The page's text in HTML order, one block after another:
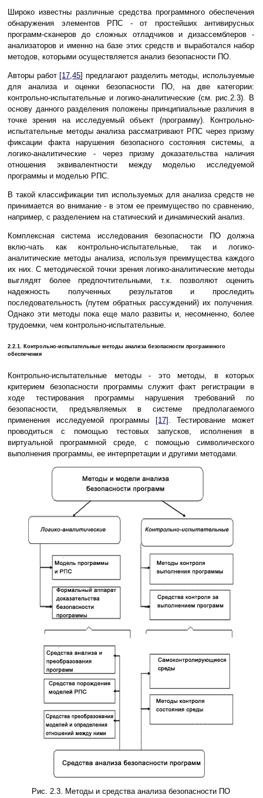
Широко известны различные средства программного обеспечения
обнаружения элементов РПС - от простейших антивирусных
программ-сканеров до сложных отладчиков и дизассемблеров -
анализаторов и именно на базе этих средств и выработался набор
методов, которыми осуществляется анализ безопасности ПО.
Авторы работ [17,45] предлагают разделить методы, используемые
для анализа и оценки безопасности ПО, на две категории:
контрольно-испытательные и логико-аналитические (см. рис.2.3). В
основу данного разделения положены принципиальные различия в
точке зрения на исследуемый объект (программу). Контрольно-
испытательные методы анализа рассматривают РПС через призму
фиксации факта нарушения безопасного состояния системы, а
логико-аналитические - через призму доказательства наличия
отношения эквивалентности между моделью исследуемой
программы и моделью РПС.
В такой классификации тип используемых для анализа средств не
принимается во внимание - в этом ее преимущество по сравнению,
например, с разделением на статический и динамический анализ.
Комплексная система исследования безопасности ПО должна
вклю-чать как контрольно-испытательные, так и логико-
аналитические методы анализа, используя преимущества каждого
их них. С методической точки зрения логико-аналитические методы
выглядят более предпочтительными, т.к. позволяют оценить
надежность полученных результатов и проследить
последовательность (путем обратных рассуждений) их получения.
Однако эти методы пока еще мало развиты и, несомненно, более
трудоемки, чем контрольно-испытательные.
2.2.1. Контрольно-испытательные методы анализа безопасности программного
обеспечения
Контрольно-испытательные методы - это методы, в которых
критерием безопасности программы служит факт регистрации в
ходе тестирования программы нарушения требований по
безопасности, предъявляемых в системе предполагаемого
применения исследуемой программы
[17]
. Тестирование может
проводиться с помощью тестовых запусков, исполнения в
виртуальной программной среде, с помощью символического
выполнения программы, ее интерпретации и другими методами.
Рис. 2.3. Методы и средства анализа безопасности ПО